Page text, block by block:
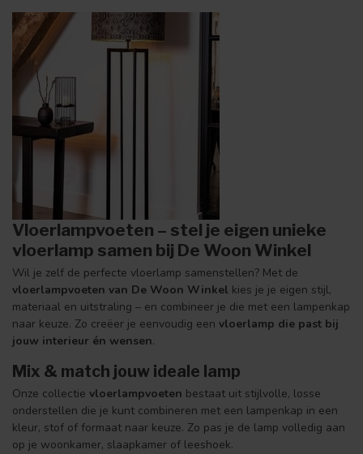
Vloerlampvoeten – stel je eigen unieke
vloerlamp samen bij De Woon Winkel
Wil je zelf de perfecte vloerlamp samenstellen? Met de
vloerlampvoeten van De Woon Winkel kies je je eigen stijl,
materiaal en uitstraling – en combineer je die met een lampenkap
naar keuze. Zo creëer je eenvoudig een vloerlamp die past bij
jouw interieur én wensen.
Mix & match jouw ideale lamp
Onze collectie vloerlampvoeten bestaat uit stijlvolle, losse
onderstellen die je kunt combineren met een lampenkap in een
kleur, stof of formaat naar keuze. Zo pas je de lamp volledig aan
op je woonkamer, slaapkamer of leeshoek.